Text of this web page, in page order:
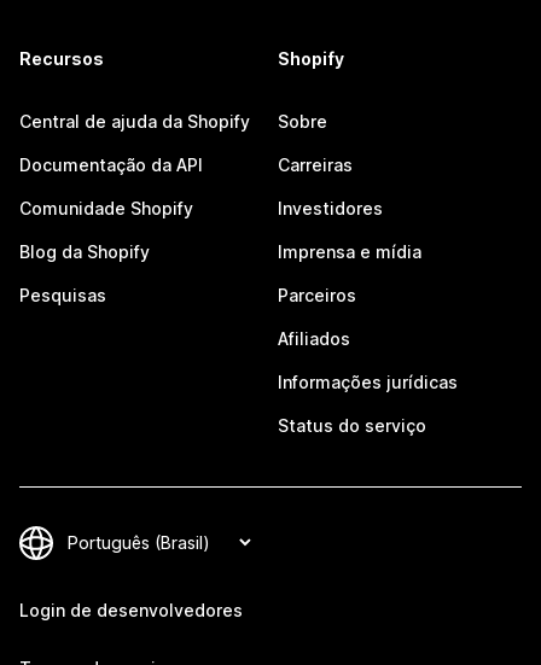
Recursos
Central de ajuda da Shopify
Documentação da API
Comunidade Shopify
Blog da Shopify
Pesquisas
Shopify
Sobre
Carreiras
Investidores
Imprensa e mídia
Parceiros
Afiliados
Informações jurídicas
Status do serviço
Login de desenvolvedores